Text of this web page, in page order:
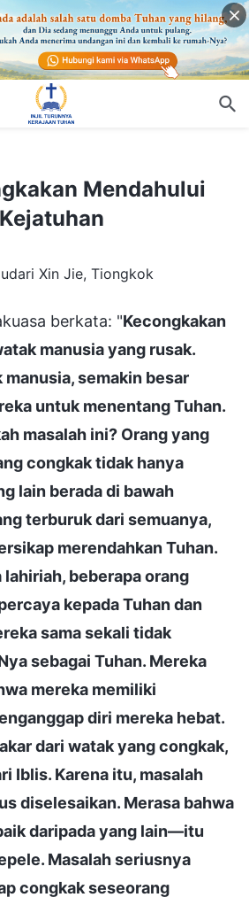
Kejatuhan
Mendahului
Kejatuhan
Xin Jie, Tiongkok
berkata: "Kecongkakan
manusia yang rusak.
semakin besar
untuk menentang Tuhan.
masalah ini? Orang yang
congkak tidak hanya
lain berada di bawah
terburuk dari semuanya,
merendahkan Tuhan.
beberapa orang
kepada Tuhan dan
sama sekali tidak
sebagai Tuhan. Mereka
mereka memiliki
diri mereka hebat.
dari watak yang congkak,
Iblis. Karena itu, masalah
diselesaikan. Merasa bahwa
daripada yang lain—itu
Masalah seriusnya
congkak seseorang